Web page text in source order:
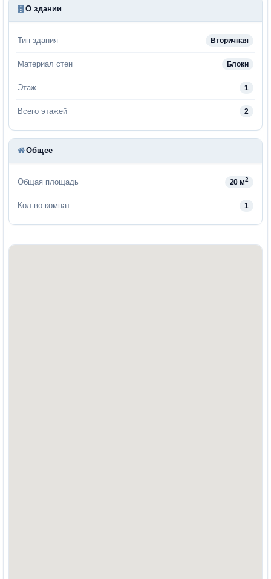
О здании
Тип здания Вторичная
Материал стен Блоки
Этаж 1
Всего этажей 2
Общее
Общая площадь 20 м2
Кол-во комнат 1